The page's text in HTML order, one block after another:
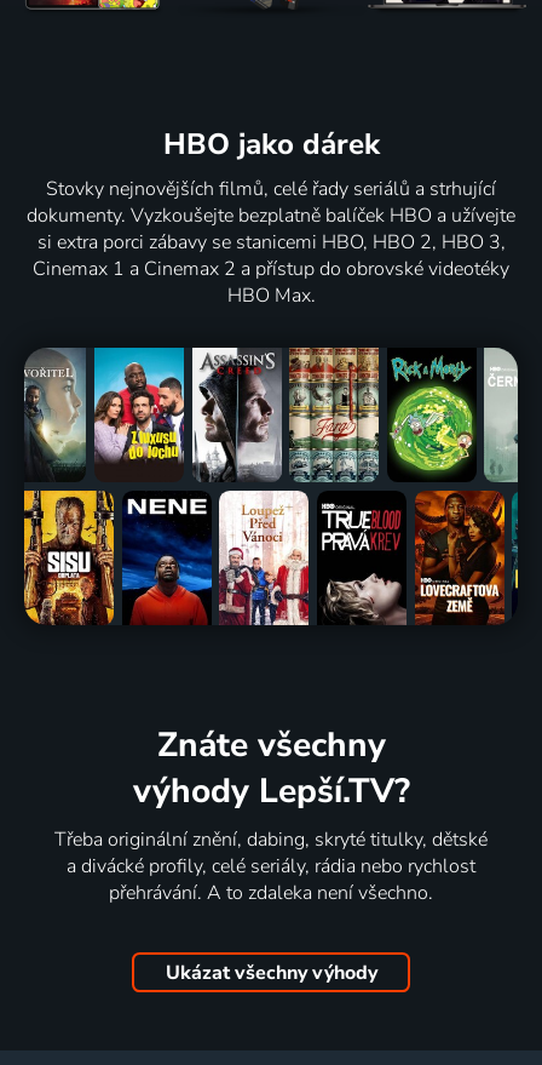
HBO jako dárek
Stovky nejnovějších filmů, celé řady seriálů a strhující
dokumenty. Vyzkoušejte bezplatně balíček HBO a užívejte
si extra porci zábavy se stanicemi HBO, HBO 2, HBO 3,
Cinemax 1 a Cinemax 2 a přístup do obrovské videotéky
HBO Max.
Znáte všechny
výhody Lepší.TV?
Třeba originální znění, dabing, skryté titulky, dětské
a divácké profily, celé seriály, rádia nebo rychlost
přehrávání. A to zdaleka není všechno.
Ukázat všechny výhody